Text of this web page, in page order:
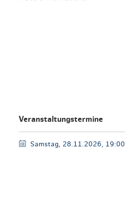
& Lifestyle
shoppen
essen & trinken
Veranstaltungstermine
Samstag, 28.11.2026, 19:00